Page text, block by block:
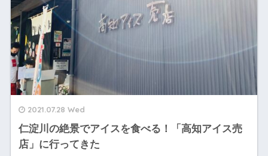
2021.07.28 Wed
仁淀川の絶景でアイスを食べる！「高知アイス売
店」に行ってきた